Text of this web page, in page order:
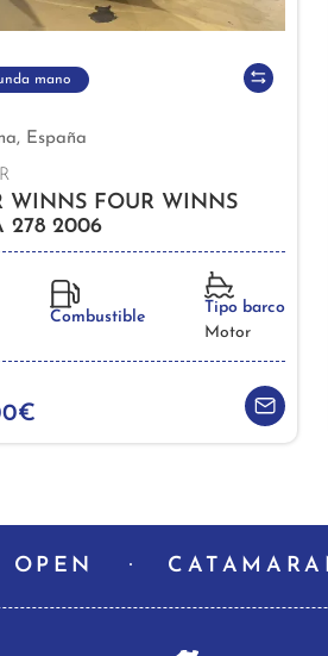
mano
España
WINNS FOUR WINNS
278 2006
Combustible
Tipo barco
Motor
OPEN